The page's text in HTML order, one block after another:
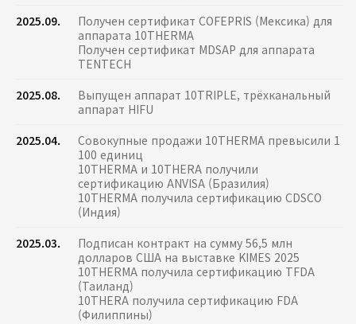
2025.09.
Получен сертификат COFEPRIS (Мексика) для
аппарата 10THERMA
Получен сертификат MDSAP для аппарата
TENTECH
2025.08.
Выпущен аппарат 10TRIPLE, трёхканальный
аппарат HIFU
2025.04.
Совокупные продажи 10THERMA превысили 1
100 единиц
10THERMA и 10THERA получили
сертификацию ANVISA (Бразилия)
10THERMA получила сертификацию CDSCO
(Индия)
2025.03.
Подписан контракт на сумму 56,5 млн
долларов США на выставке KIMES 2025
10THERMA получила сертификацию TFDA
(Таиланд)
10THERA получила сертификацию FDA
(Филиппины)